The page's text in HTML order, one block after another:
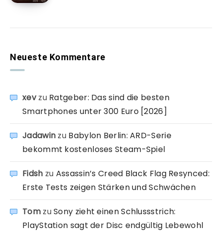
Neueste Kommentare
xevzu Ratgeber: Das sind die besten
Smartphones unter 300 Euro [2026]
Jadawin zu Babylon Berlin: ARD-Serie
bekommt kostenloses Steam-Spiel
Fidsh zu Assassin’s Creed Black Flag Resynced:
Erste Tests zeigen Stärken und Schwächen
TomzuSony zieht einen Schlussstrich:
PlayStation sagt der Disc endgültig Lebewohl